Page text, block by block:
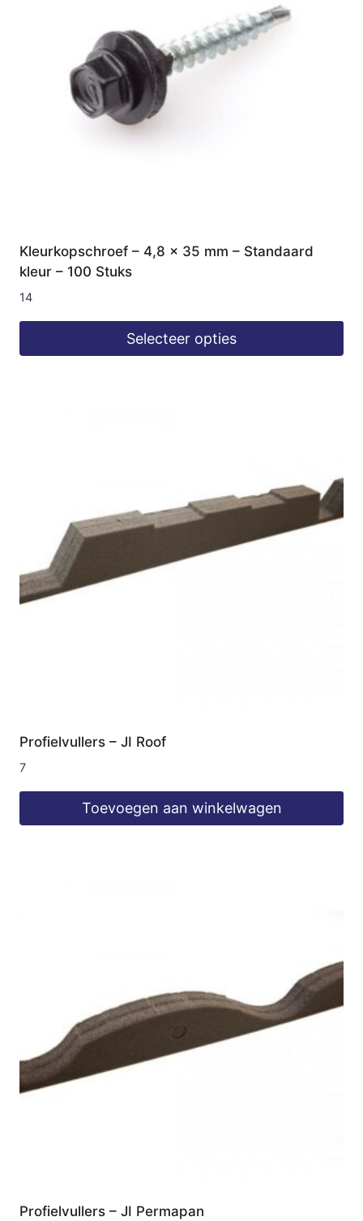
Kleurkopschroef – 4,8 x 35 mm – Standaard
kleur – 100 Stuks
14
Selecteer opties
Profielvullers – JI Roof
7
Toevoegen aan winkelwagen
Profielvullers – JI Permapan